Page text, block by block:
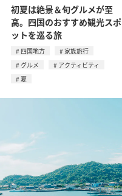
初夏は絶景＆旬グルメが至
高。四国のおすすめ観光スポ
ットを巡る旅
四国地方
家族旅行
グルメ
アクティビティ
夏